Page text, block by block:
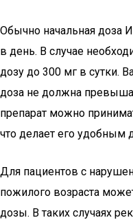
Обычно начальная доза
в день. В случае
дозу до 300 мг в сутки.
доза не должна
препарат можно
что делает его удобным
Для пациентов с
пожилого возраста
дозы. В таких случаях